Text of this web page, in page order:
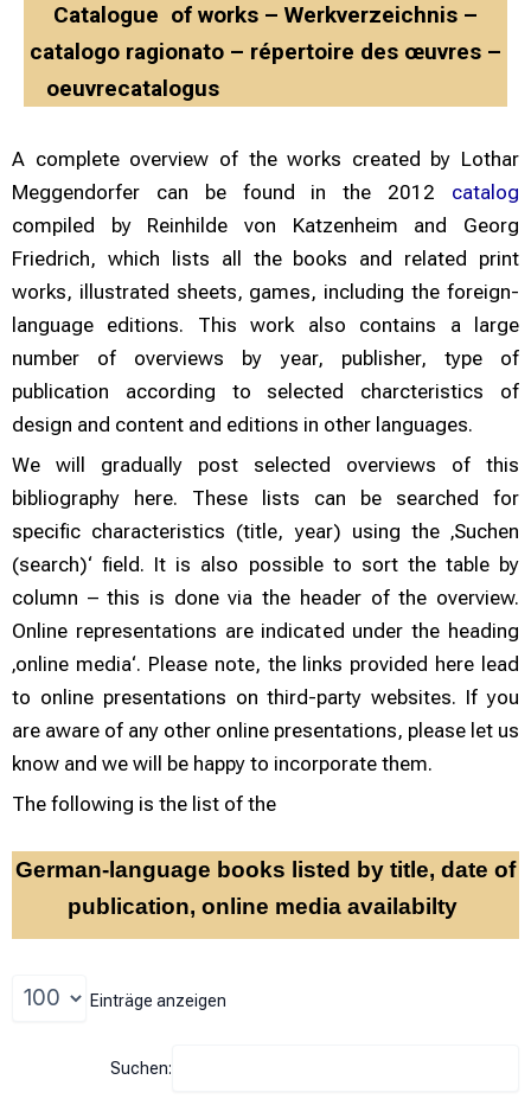
Catalogue of works – Werkverzeichnis –
catalogo ragionato – répertoire des œuvres –
oeuvrecatalogus
A complete overview of the works created by Lothar
Meggendorfer can be found in the 2012 catalog
compiled by Reinhilde von Katzenheim and Georg
Friedrich, which lists all the books and related print
works, illustrated sheets, games, including the foreign-
language editions. This work also contains a large
number of overviews by year, publisher, type of
publication according to selected charcteristics of
design and content and editions in other languages.
We will gradually post selected overviews of this
bibliography here. These lists can be searched for
specific characteristics (title, year) using the ‚Suchen
(search)‘ field. It is also possible to sort the table by
column – this is done via the header of the overview.
Online representations are indicated under the heading
‚online media‘. Please note, the links provided here lead
to online presentations on third-party websites. If you
are aware of any other online presentations, please let us
know and we will be happy to incorporate them.
The following is the list of the
German-language books listed by title, date of
publication, online media availabilty
Einträge anzeigen
Suchen: